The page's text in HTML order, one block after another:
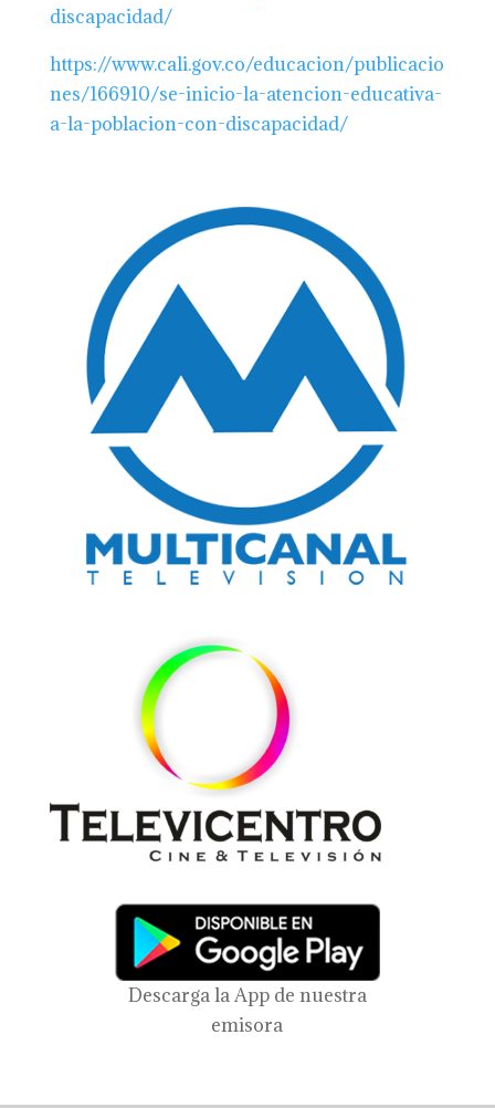
discapacidad/
https://www.cali.gov.co/educacion/publicacio
nes/166910/se-inicio-la-atencion-educativa-
a-la-poblacion-con-discapacidad/
Descarga la App de nuestra
emisora